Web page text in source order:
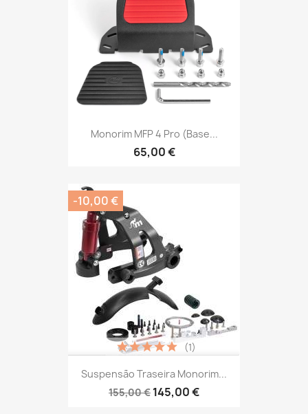
Monorim MFP 4 Pro (base...
65,00 €
Suspensão Traseira Monorim...
155,00 € 145,00 €
(1)
-10,00 €